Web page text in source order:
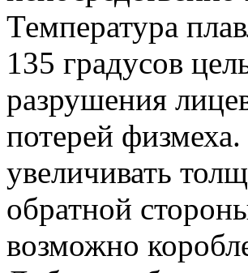
Температура
135 градусов
разрушения
потерей
увеличивать
обратной
возможно